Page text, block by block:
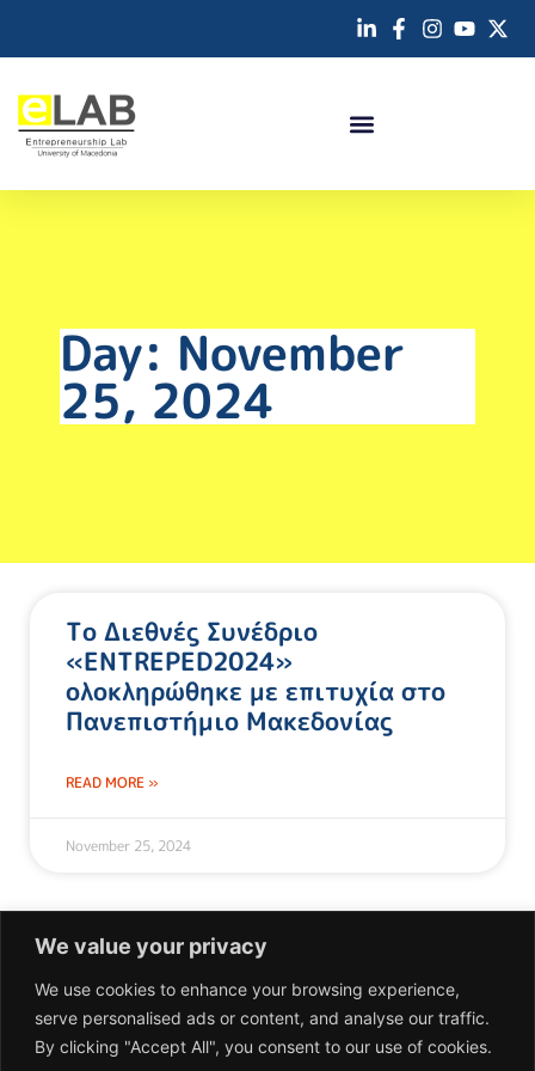
We value your privacy
We use cookies to enhance your browsing experience,
serve personalised ads or content, and analyse our traffic.
By clicking "Accept All", you consent to our use of cookies.
Day: November
25, 2024
Το Διεθνές Συνέδριο
«ENTREPED2024»
ολοκληρώθηκε με επιτυχία στο
Πανεπιστήμιο Μακεδονίας
READ MORE »
November 25, 2024
Επικοινωνία